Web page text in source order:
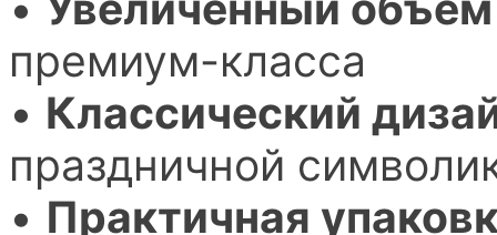
премиум-класса
• Классический
праздничной
• Практичная